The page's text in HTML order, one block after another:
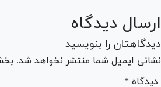
ارسال دیدگاه
دیدگاهتان را بنویسید
نشانی ایمیل شما منتشر نخواهد شد.
* دیدگاه